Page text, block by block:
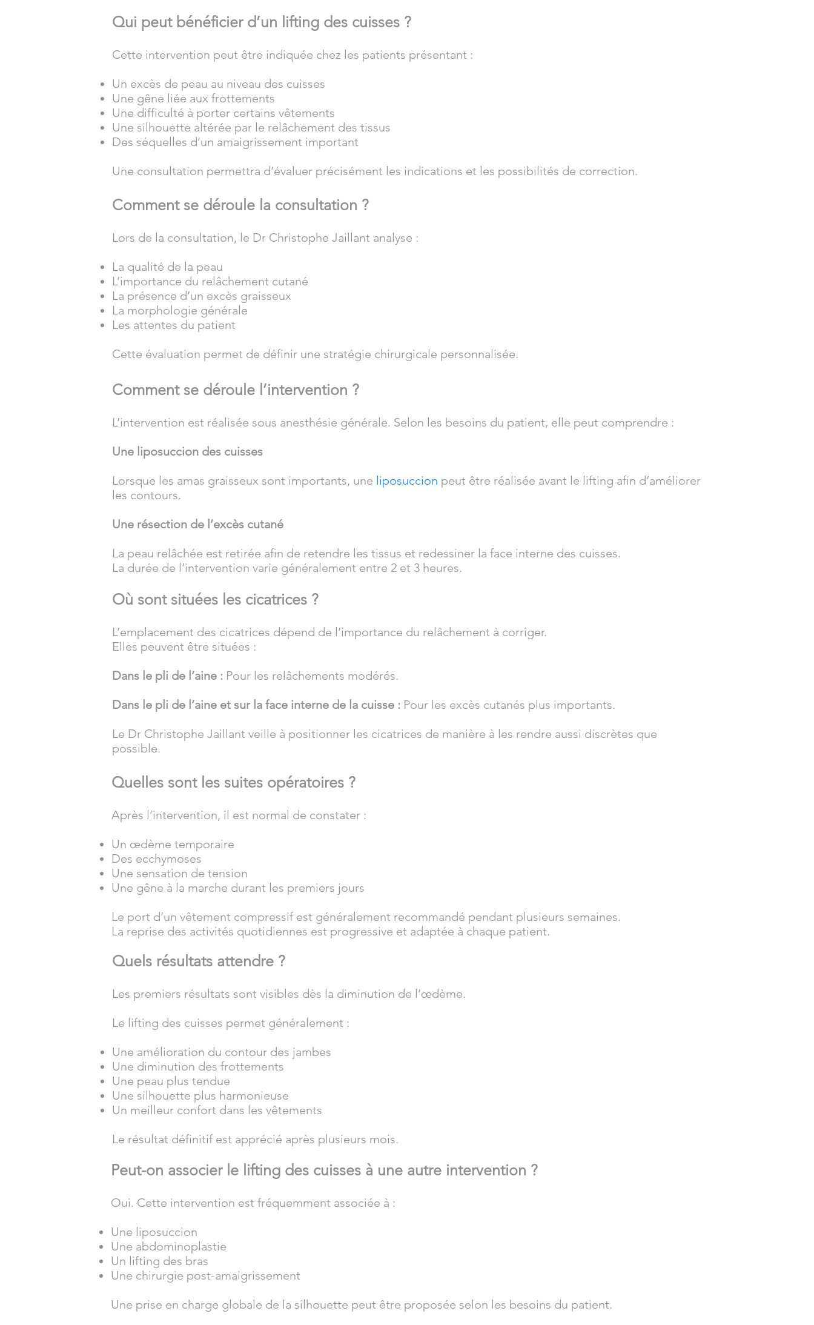
Qui peut bénéficier d’un lifting des cuisses ?
Cette intervention peut être indiquée chez les patients présentant :
Un excès de peau au niveau des cuisses
Une gêne liée aux frottements
Une difficulté à porter certains vêtements
Une silhouette altérée par le relâchement des tissus
Des séquelles d’un amaigrissement important
Une consultation permettra d’évaluer précisément les indications et les possibilités de correction.
Comment se déroule la consultation ?
Lors de la consultation, le Dr Christophe Jaillant analyse :
La qualité de la peau
L’importance du relâchement cutané
La présence d’un excès graisseux
La morphologie générale
Les attentes du patient
Cette évaluation permet de définir une stratégie chirurgicale personnalisée.
Comment se déroule l’intervention ?
L’intervention est réalisée sous anesthésie générale. Selon les besoins du patient, elle peut comprendre :
Une liposuccion des cuisses
Lorsque les amas graisseux sont importants, une liposuccion peut être réalisée avant le lifting afin d’améliorer
les contours.
Une résection de l’excès cutané
La peau relâchée est retirée afin de retendre les tissus et redessiner la face interne des cuisses.
La durée de l’intervention varie généralement entre 2 et 3 heures.
Où sont situées les cicatrices ?
L’emplacement des cicatrices dépend de l’importance du relâchement à corriger.
Elles peuvent être situées :
Dans le pli de l’aine : Pour les relâchements modérés.
Dans le pli de l’aine et sur la face interne de la cuisse : Pour les excès cutanés plus importants.
Le Dr Christophe Jaillant veille à positionner les cicatrices de manière à les rendre aussi discrètes que
possible.
Quelles sont les suites opératoires ?
Après l’intervention, il est normal de constater :
Un œdème temporaire
Des ecchymoses
Une sensation de tension
Une gêne à la marche durant les premiers jours
Le port d’un vêtement compressif est généralement recommandé pendant plusieurs semaines.
La reprise des activités quotidiennes est progressive et adaptée à chaque patient.
Quels résultats attendre ?
Les premiers résultats sont visibles dès la diminution de l’œdème.
Le lifting des cuisses permet généralement :
Une amélioration du contour des jambes
Une diminution des frottements
Une peau plus tendue
Une silhouette plus harmonieuse
Un meilleur confort dans les vêtements
Le résultat définitif est apprécié après plusieurs mois.
Peut-on associer le lifting des cuisses à une autre intervention ?
Oui. Cette intervention est fréquemment associée à :
Une liposuccion
Une abdominoplastie
Un lifting des bras
Une chirurgie post-amaigrissement
Une prise en charge globale de la silhouette peut être proposée selon les besoins du patient.